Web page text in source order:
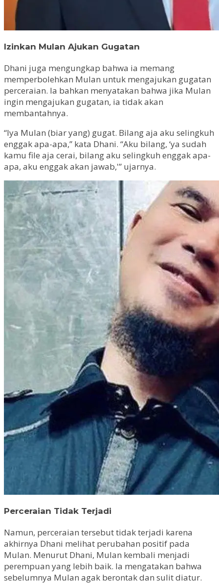
Izinkan Mulan Ajukan Gugatan
Dhani juga mengungkap bahwa ia memang
memperbolehkan Mulan untuk mengajukan gugatan
perceraian. Ia bahkan menyatakan bahwa jika Mulan
ingin mengajukan gugatan, ia tidak akan
membantahnya.
“Iya Mulan (biar yang) gugat. Bilang aja aku selingkuh
enggak apa-apa,” kata Dhani. “Aku bilang, ‘ya sudah
kamu file aja cerai, bilang aku selingkuh enggak apa-
apa, aku enggak akan jawab,'” ujarnya.
Perceraian Tidak Terjadi
Namun, perceraian tersebut tidak terjadi karena
akhirnya Dhani melihat perubahan positif pada
Mulan. Menurut Dhani, Mulan kembali menjadi
perempuan yang lebih baik. Ia mengatakan bahwa
sebelumnya Mulan agak berontak dan sulit diatur.